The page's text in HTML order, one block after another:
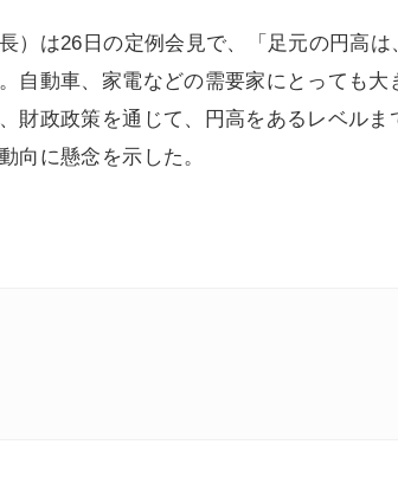
は26日の定例会見で、「足元の円高は
自動車、家電などの需要家にとっても大
財政政策を通じて、円高をあるレベルま
向に懸念を示した。